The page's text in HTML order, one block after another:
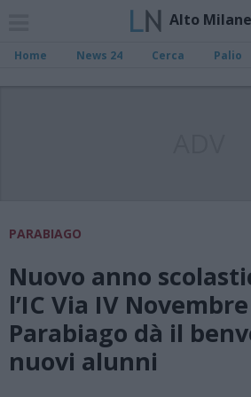
Alto
Home News 24 Cerca Palio
PARABIAGO
Nuovo anno
l’IC Via IV
Parabiago dà il
nuovi alunni